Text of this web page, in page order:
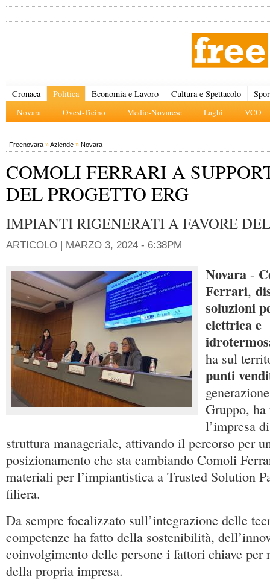
Cronaca Politica
Novara Ovest-Ticino Medio-Novarese Laghi VCO
Economia e Lavoro Cultura e Spettacolo
Freenovara »Aziende » Novara
COMOLI FERRARI A
DEL PROGETTO ERG
IMPIANTI RIGENERATI A FAVORE
ARTICOLO | MARZO 3, 2024 - 6:38PM
Novara -
Ferrari,
soluzioni
elettrica e
ha sul
punti
Gruppo, ha
l’impresa
struttura manageriale, attivando il percorso per
posizionamento che sta cambiando Comoli
materiali per l’impiantistica a Trusted Solution
filiera.
Da sempre focalizzato sull’integrazione delle
competenze ha fatto della sostenibilità,
coinvolgimento delle persone i fattori chiave per
della propria impresa.